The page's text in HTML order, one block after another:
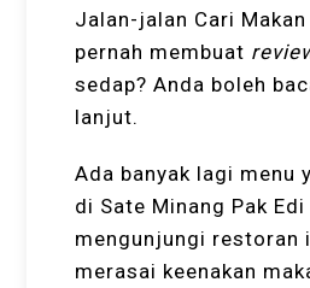
Jalan-jalan Cari
pernah membuat
sedap? Anda boleh
lanjut.
Ada banyak lagi menu
di Sate Minang Pak
mengunjungi restoran
merasai keenakan